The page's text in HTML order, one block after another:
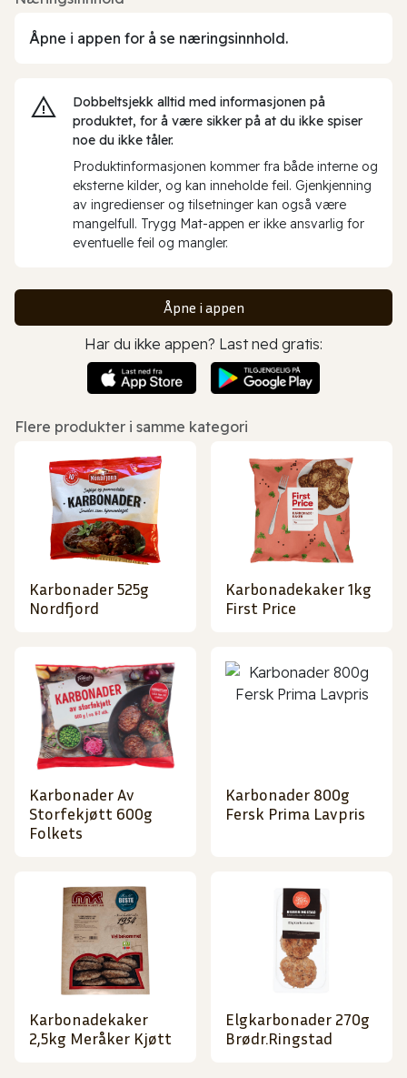
Åpne i appen for å se næringsinnhold.
Dobbeltsjekk alltid med informasjonen på
produktet, for å være sikker på at du ikke spiser
noe du ikke tåler.
Produktinformasjonen kommer fra både interne og
eksterne kilder, og kan inneholde feil. Gjenkjenning
av ingredienser og tilsetninger kan også være
mangelfull. Trygg Mat-appen er ikke ansvarlig for
eventuelle feil og mangler.
Åpne i appen
Har du ikke appen? Last ned gratis:
Flere produkter i samme kategori
Karbonader 525g
Nordfjord
Karbonadekaker 1kg
First Price
Karbonader Av
Storfekjøtt 600g
Folkets
Karbonader 800g
Fersk Prima Lavpris
Karbonadekaker
2,5kg Meråker Kjøtt
Elgkarbonader 270g
Brødr.Ringstad